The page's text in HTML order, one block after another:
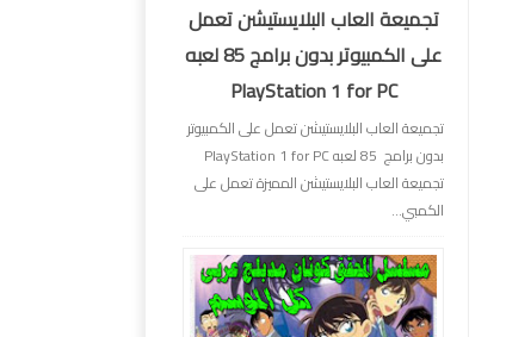
تجميعة العاب البلايستيشن تعمل
على الكمبيوتر بدون برامج 85 لعبه
PlayStation 1 for PC
تجميعة العاب البلايستيشن تعمل على الكمبيوتر
بدون برامج 85 لعبه PlayStation 1 for PC
تجميعة العاب البلايستيشن المميزة تعمل على
الكمبي...